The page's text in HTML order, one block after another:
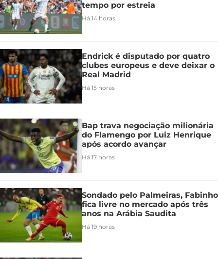
tempo por estreia
Há 14 horas
Endrick é disputado por quatro
clubes europeus e deve deixar o
Real Madrid
Há 15 horas
Bap trava negociação milionária
do Flamengo por Luiz Henrique
após acordo avançar
Há 17 horas
Sondado pelo Palmeiras, Fabinho
fica livre no mercado após três
anos na Arábia Saudita
Há 19 horas